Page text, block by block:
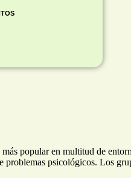
popular en multitud de
problemas psicológicos. Los